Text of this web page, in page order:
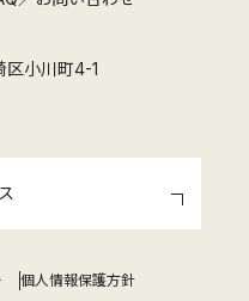
区小川町4-1
個人情報保護方針